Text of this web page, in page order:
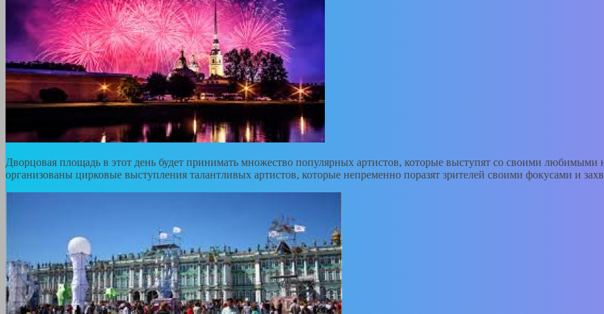
Дворцовая площадь в этот день будет принимать множество популярных артистов, которые выступят со своими любимыми
организованы цирковые выступления талантливых артистов, которые непременно поразят зрителей своими фокусами и